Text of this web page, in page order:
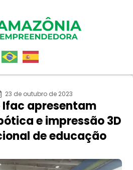
23 de outubro de 2023
Ifac apresentam
e impressão 3D
de educação